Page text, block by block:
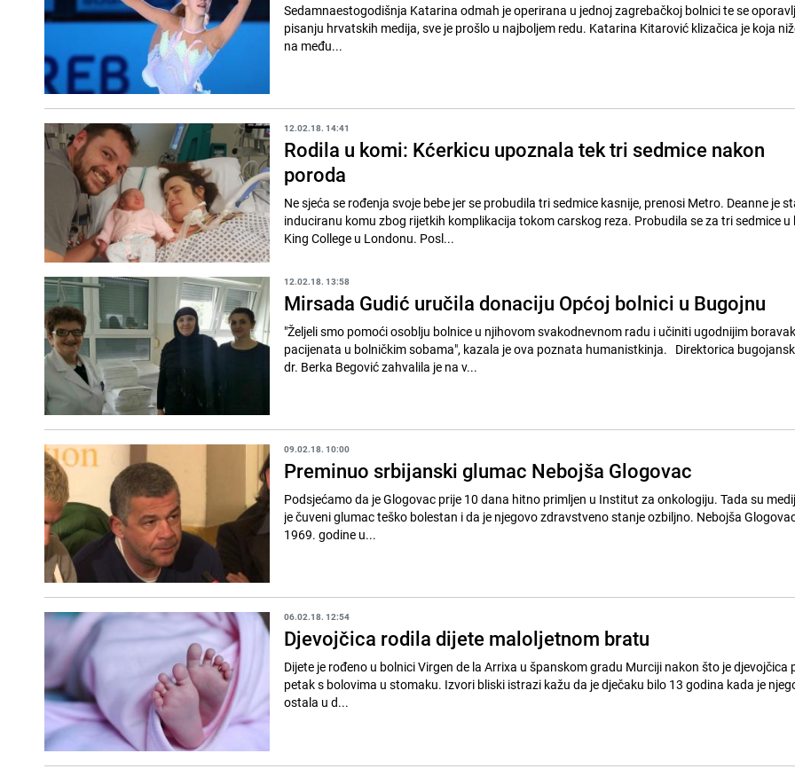
Sedamnaestogodišnja Katarina odmah je operirana u jednoj zagrebačkoj bolnici te se
pisanju hrvatskih medija, sve je prošlo u najboljem redu. Katarina Kitarović klizačica je koja
na među...
12.02.18. 14:41
Rodila u komi: Kćerkicu upoznala tek tri sedmice nakon
poroda
Ne sjeća se rođenja svoje bebe jer se probudila tri sedmice kasnije, prenosi Metro. Deanne je stavljena u
induciranu komu zbog rijetkih komplikacija tokom carskog reza. Probudila se za tri sedmice u
King College u Londonu. Posl...
12.02.18. 13:58
Mirsada Gudić uručila donaciju Općoj bolnici u Bugojnu
"Željeli smo pomoći osoblju bolnice u njihovom svakodnevnom radu i učiniti ugodnijim boravak
pacijenata u bolničkim sobama", kazala je ova poznata humanistkinja. Direktorica bugojanske bolnice
dr. Berka Begović zahvalila je na v...
09.02.18. 10:00
Preminuo srbijanski glumac Nebojša Glogovac
Podsjećamo da je Glogovac prije 10 dana hitno primljen u Institut za onkologiju. Tada su
je čuveni glumac teško bolestan i da je njegovo zdravstveno stanje ozbiljno. Nebojša
1969. godine u...
06.02.18. 12:54
Djevojčica rodila dijete maloljetnom bratu
Dijete je rođeno u bolnici Virgen de la Arrixa u španskom gradu Murciji nakon što je djevojčica
petak s bolovima u stomaku. Izvori bliski istrazi kažu da je dječaku bilo 13 godina kada je
ostala u d...